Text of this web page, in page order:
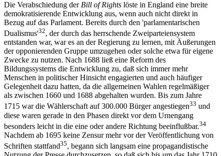
Die Verabschiedung der Bill of Rights löste in England eine breite
demokratisierende Entwicklung aus, wenn auch nicht direkt in
Bezug auf das Parlament. Bereits durch den 'parlamentarischen
Dualismus'32, der durch das herrschende Zweiparteiensystem
entstanden war, war es an der Regierung zu lernen, mit Äußerungen
der opponierenden Gruppe umzugehen oder solche etwa für eigene
Zwecke zu nutzen. Nach 1688 ließ eine Reform des
Bildungssystems die Entwicklung zu, daß sich immer mehr
Menschen in politischer Hinsicht engagierten und auch häufiger
Gelegenheit dazu hatten, da die allgemeinen Wahlen regelmäßiger
als zwischen 1660 und 1688 abgehalten wurden. Bis zum Jahre
1715 war die Wählerschaft auf 300.000 Bürger angestiegen33 und
diese waren gerade in den Phasen direkt vor dem Urnengang
besonders leicht in die eine oder andere Richtung beeinflußbar.34
Nachdem ab 1695 keine Zensur mehr vor der Veröffentlichung von
Schriften stattfand35, begann sich langsam eine propagandistische